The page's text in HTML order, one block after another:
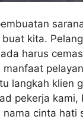
kita.
harus
langkah klien
pekerja
cinta hati